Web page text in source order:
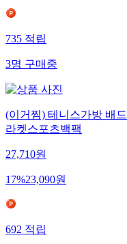
735적립
3명구매중
(이거찜) 테니스가방 배
라켓스포츠백팩
27,710원
17%23,090원
692적립